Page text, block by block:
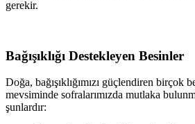
gerekir.
Bağışıklığı Destekleyen Besinler
Doğa, bağışıklığımızı güçlendiren birçok
mevsiminde sofralarımızda mutlaka
şunlardır: